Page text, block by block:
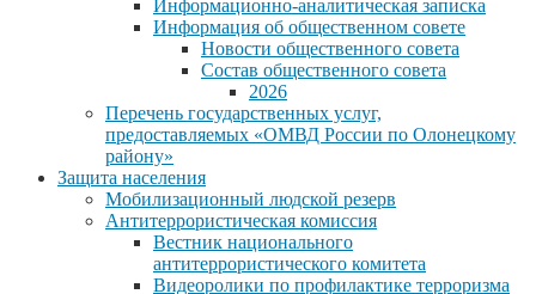
Информационно-аналитическая записка
Информация об общественном совете
Новости общественного совета
Состав общественного совета
2026
Перечень государственных услуг,
предоставляемых «ОМВД России по Олонецкому
району»
Защита населения
Мобилизационный людской резерв
Антитеррористическая комиссия
Вестник национального
антитеррористического комитета
Видеоролики по профилактике терроризма